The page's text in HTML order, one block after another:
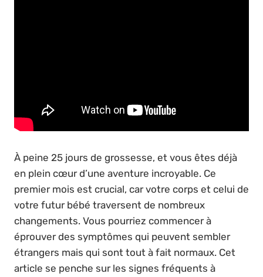
À peine 25 jours de grossesse, et vous êtes déjà
en plein cœur d’une aventure incroyable. Ce
premier mois est crucial, car votre corps et celui de
votre futur bébé traversent de nombreux
changements. Vous pourriez commencer à
éprouver des symptômes qui peuvent sembler
étrangers mais qui sont tout à fait normaux. Cet
article se penche sur les signes fréquents à